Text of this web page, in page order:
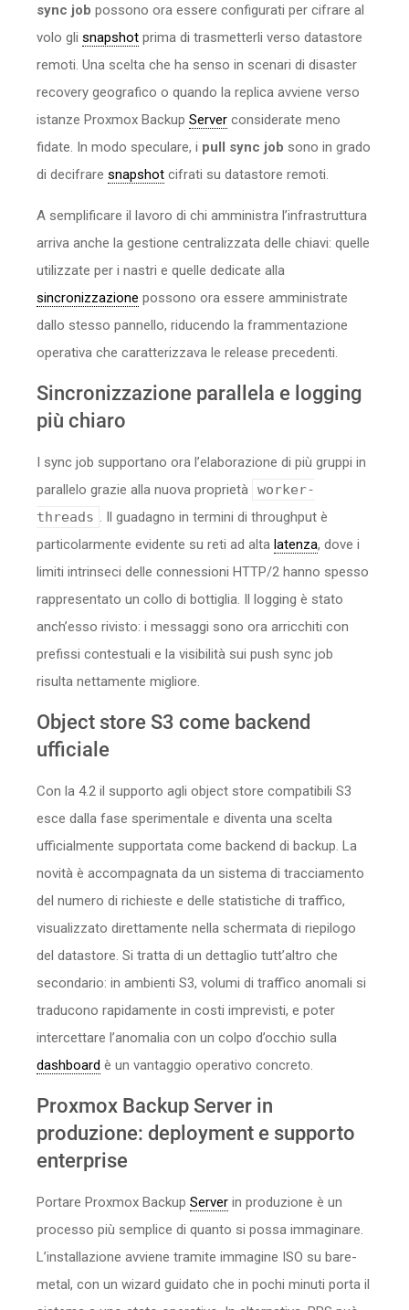
sync job possono ora essere configurati per cifrare al
volo gli snapshot prima di trasmetterli verso datastore
remoti. Una scelta che ha senso in scenari di disaster
recovery geografico o quando la replica avviene verso
istanze Proxmox Backup Server considerate meno
fidate. In modo speculare, i pull sync job sono in grado
di decifrare snapshot cifrati su datastore remoti.
A semplificare il lavoro di chi amministra l’infrastruttura
arriva anche la gestione centralizzata delle chiavi: quelle
utilizzate per i nastri e quelle dedicate alla
sincronizzazione possono ora essere amministrate
dallo stesso pannello, riducendo la frammentazione
operativa che caratterizzava le release precedenti.
Sincronizzazione parallela e logging
più chiaro
I sync job supportano ora l’elaborazione di più gruppi in
parallelo grazie alla nuova proprietà worker-
threads . Il guadagno in termini di throughput è
particolarmente evidente su reti ad alta latenza, dove i
limiti intrinseci delle connessioni HTTP/2 hanno spesso
rappresentato un collo di bottiglia. Il logging è stato
anch’esso rivisto: i messaggi sono ora arricchiti con
prefissi contestuali e la visibilità sui push sync job
risulta nettamente migliore.
Object store S3 come backend
ufficiale
Con la 4.2 il supporto agli object store compatibili S3
esce dalla fase sperimentale e diventa una scelta
ufficialmente supportata come backend di backup. La
novità è accompagnata da un sistema di tracciamento
del numero di richieste e delle statistiche di traffico,
visualizzato direttamente nella schermata di riepilogo
del datastore. Si tratta di un dettaglio tutt’altro che
secondario: in ambienti S3, volumi di traffico anomali si
traducono rapidamente in costi imprevisti, e poter
intercettare l’anomalia con un colpo d’occhio sulla
dashboard è un vantaggio operativo concreto.
Proxmox Backup Server in
produzione: deployment e supporto
enterprise
Portare Proxmox Backup Server in produzione è un
processo più semplice di quanto si possa immaginare.
L’installazione avviene tramite immagine ISO su bare-
metal, con un wizard guidato che in pochi minuti porta il